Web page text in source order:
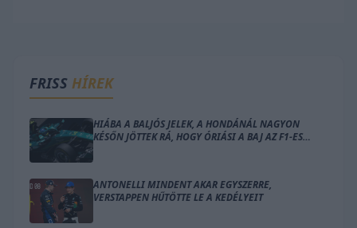
FRISS HÍREK
HIÁBA A BALJÓS JELEK, A HONDÁNÁL NAGYON
KÉSŐN JÖTTEK RÁ, HOGY ÓRIÁSI A BAJ AZ F1-ES
ANTONELLI MINDENT AKAR EGYSZERRE,
VERSTAPPEN HŰTÖTTE LE A KEDÉLYEIT